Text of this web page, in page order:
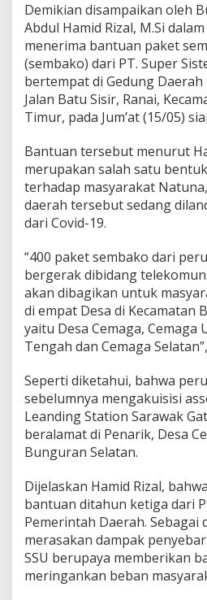
.
S
S
U
n
t
u
a
s
y
a
r
a
t
B
u
n
g
u
a
n
S
e
l
a
n
Demikian disampaikan oleh
Abdul Hamid Rizal, M.Si
menerima bantuan paket
(sembako) dari PT. Super
bertempat di Gedung
Jalan Batu Sisir, Ranai,
Timur, pada Jum’at (15/05)
Bantuan tersebut menurut
merupakan salah satu
terhadap masyarakat
daerah tersebut sedang
dari Covid-19.
“400 paket sembako dari
bergerak dibidang
akan dibagikan untuk
di empat Desa di Kecamatan
yaitu Desa Cemaga, Cemaga
Tengah dan Cemaga
Seperti diketahui, bahwa
sebelumnya mengakuisisi
Leanding Station Sarawak
beralamat di Penarik, Desa
Bunguran Selatan.
Dijelaskan Hamid Rizal,
bantuan ditahun ketiga dari
Pemerintah Daerah. Sebagai
merasakan dampak
SSU berupaya memberikan
meringankan beban